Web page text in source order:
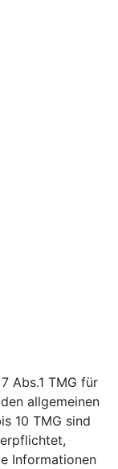
Abs.1 TMG für
allgemeinen
10 TMG sind
Informationen